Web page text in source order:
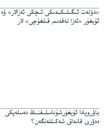
«دۆلەت ئىگىلىكىدىكى ئىچكى ئەزالار» ۋە
ئۇيغۇر «ئەزا تەقدىم قىلغۇچى» لار
ياۋروپادا ئۇيغۇرشۇناسلىقنىڭ دەسلەپكى
دەۋرى قانداق شەكىللەنگەن؟